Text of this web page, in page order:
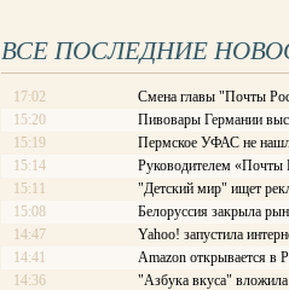
ВСЕ ПОСЛЕДНИЕ
17:02
Смена главы "Почты
15:20
Пивовары Германии
15:19
Пермское УФАС не
15:14
Руководителем «Почты
15:11
"Детский мир" ищет
15:08
Белоруссия закрыла
14:47
Yahoo! запустила
14:41
Amazon открывается в
14:36
"Азбука вкуса"